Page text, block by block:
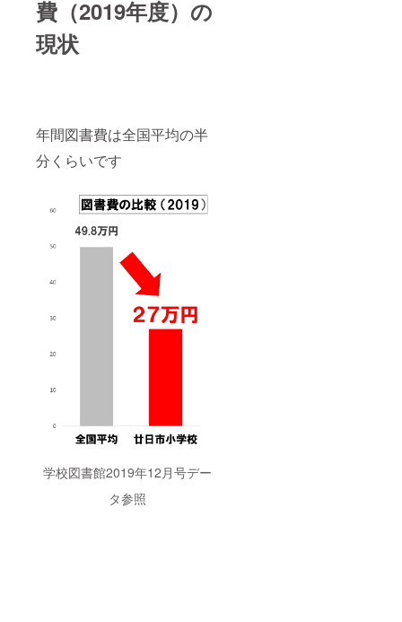
費（2019年度）の
現状
年間図書費は全国平均の半
分くらいです
学校図書館2019年12月号デー
タ参照